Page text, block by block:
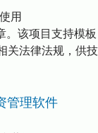
用
该项目支持模板
关法律法规，供技
管理软件